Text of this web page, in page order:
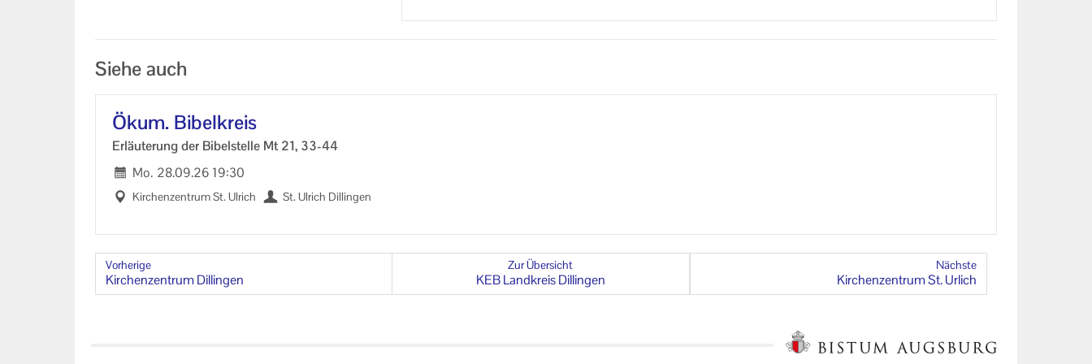
Siehe auch
Ökum. Bi­bel­kreis
Er­läu­te­rung der Bi­bel­stel­le Mt 21, 33-44
Mo. 28.09.26 19:30
Kir­chen­zen­trum St. Ul­rich St. Ul­rich Dil­lin­gen
Vorherige
Kir­chen­zen­trum Dil­lin­gen
Zur Übersicht
KEB Land­kreis Dil­lin­gen
Nächste
Kir­chen­zen­trum St. Ur­lich